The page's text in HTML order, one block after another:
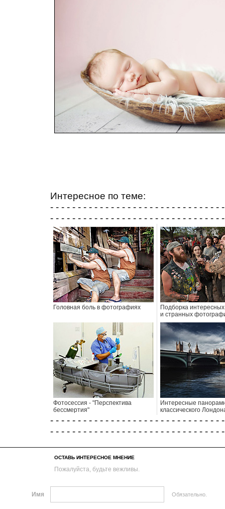
Интересное по теме:
- - - - - - - - - - - - - - - - - - - - - - - - - - - - - - -
- - - - - - - - - - - - - - - - - - - - - - - - - - - - - - -
Головная боль в фотографиях
Подборка
и странных
Фотосессия - "Перспектива
бессмертия"
Интересные
классического
- - - - - - - - - - - - - - - - - - - - - - - - - - - - - - -
- - - - - - - - - - - - - - - - - - - - - - - - - - - - - - -
ОСТАВЬ ИНТЕРЕСНОЕ МНЕНИЕ
Пожалуйста, будьте вежливы.
Имя Обязательно.